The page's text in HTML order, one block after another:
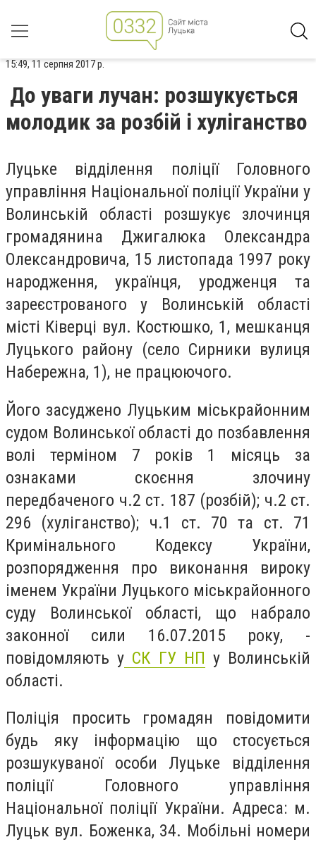
15:49, 11 серпня 2017 р.
До уваги лучан: розшукується
молодик за розбій і хуліганство
Луцьке відділення поліції Головного
управління Національної поліції України у
Волинській області розшукує злочинця
громадянина Джигалюка Олександра
Олександровича, 15 листопада 1997 року
народження, українця, уродженця та
зареєстрованого у Волинській області
місті Ківерці вул. Костюшко, 1, мешканця
Луцького району (село Сирники вулиця
Набережна, 1), не працюючого.
Його засуджено Луцьким міськрайонним
судом Волинської області до позбавлення
волі терміном 7 років 1 місяць за
ознаками скоєння злочину
передбаченого ч.2 ст. 187 (розбій); ч.2 ст.
296 (хуліганство); ч.1 ст. 70 та ст. 71
Кримінального Кодексу України,
розпорядження про виконання вироку
іменем України Луцького міськрайонного
суду Волинської області, що набрало
законної сили 16.07.2015 року, -
повідомляють у СК ГУ НП у Волинській
області.
Поліція просить громадян повідомити
будь яку інформацію що стосується
розшукуваної особи Луцьке відділення
поліції Головного управління
Національної поліції України. Адреса: м.
Луцьк вул. Боженка, 34. Мобільні номери